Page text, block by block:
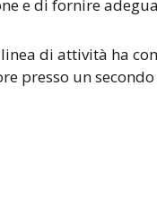
e di fornire
di attività ha
presso un